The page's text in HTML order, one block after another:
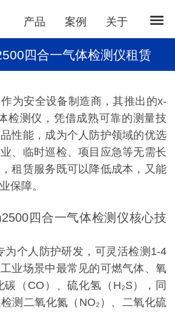
产品 案例 关于
四合一气体检测仪租赁
为安全设备制造商，其推出的x-
检测仪，凭借成熟可靠的测量技
性能，成为个人防护领域的优选
、临时巡检、项目应急等无需长
租赁服务既可以降低成本，又能
保障。
四合一气体检测仪核心技
为个人防护研发，可灵活检测1-4
业场景中最常见的可燃气体、氧
碳（CO）、硫化氢（H₂S），同
测二氧化氮（NO₂）、二氧化硫